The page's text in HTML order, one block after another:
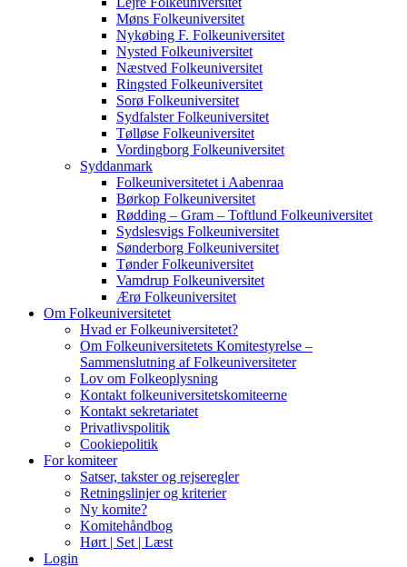
Møns Folkeuniversitet
Nykøbing F. Folkeuniversitet
Nysted Folkeuniversitet
Næstved Folkeuniversitet
Ringsted Folkeuniversitet
Sorø Folkeuniversitet
Sydfalster Folkeuniversitet
Tølløse Folkeuniversitet
Vordingborg Folkeuniversitet
Syddanmark
Folkeuniversitetet i Aabenraa
Børkop Folkeuniversitet
Rødding – Gram – Toftlund Folkeuniversitet
Sydslesvigs Folkeuniversitet
Sønderborg Folkeuniversitet
Tønder Folkeuniversitet
Vamdrup Folkeuniversitet
Ærø Folkeuniversitet
Om Folkeuniversitetet
Hvad er Folkeuniversitetet?
Om Folkeuniversitetets Komitestyrelse –
Sammenslutning af Folkeuniversiteter
Lov om Folkeoplysning
Kontakt folkeuniversitetskomiteerne
Kontakt sekretariatet
Privatlivspolitik
Cookiepolitik
For komiteer
Satser, takster og rejseregler
Retningslinjer og kriterier
Ny komite?
Komitehåndbog
Hørt | Set | Læst
Login